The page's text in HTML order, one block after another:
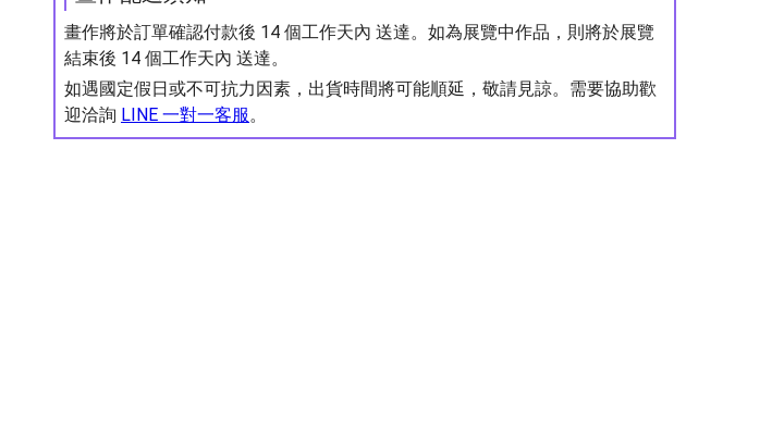
畫作將於訂單確認付款後 14 個工作天內 送達。如為展覽中作品，則將於展覽
結束後 14 個工作天內 送達。
如遇國定假日或不可抗力因素，出貨時間將可能順延，敬請見諒。需要協助歡
迎洽詢 LINE 一對一客服。